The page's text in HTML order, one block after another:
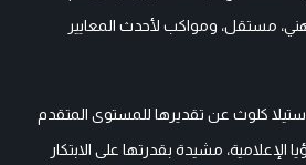
مستقل، ومواكب لأحدث المعايير
كلوث عن تقديرها للمستوى المتقدم
مشيدة بقدرتها على الابتكار